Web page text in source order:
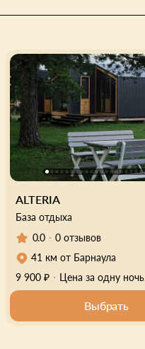
ALTERIA
База отдыха
0.0
0 отзывов
41 км от Барнаула
9 900 ₽
Цена за одну ночь
Выбрать